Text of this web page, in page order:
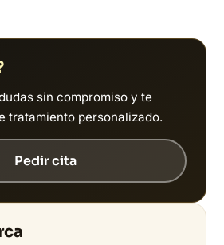
sin compromiso y te
tratamiento personalizado.
Pedir cita